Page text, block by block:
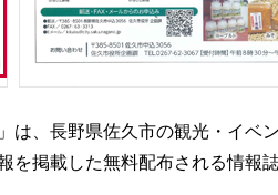
、長野県佐久市の観光・イベン
掲載した無料配布される情報誌